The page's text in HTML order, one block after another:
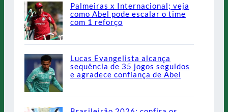
Palmeiras x Internacional; veja
como Abel pode escalar o time
com 1 reforço
Lucas Evangelista alcança
sequência de 35 jogos seguidos
e agradece confiança de Abel